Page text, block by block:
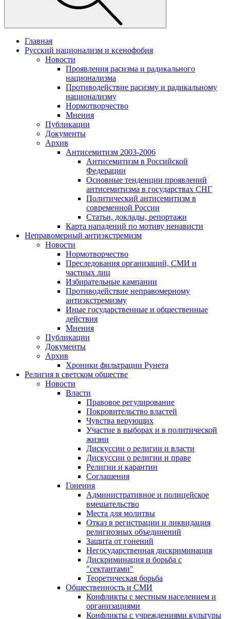
Главная
Русский национализм и ксенофобия
Новости
Проявления расизма и радикального
национализма
Противодействие расизму и радикальному
национализму
Нормотворчество
Мнения
Публикации
Документы
Архив
Антисемитизм 2003-2006
Антисемитизм в Российской
Федерации
Основные тенденции проявлений
антисемитизма в государствах СНГ
Политический антисемитизм в
современной России
Статьи, доклады, репортажи
Карта нападений по мотиву ненависти
Неправомерный антиэкстремизм
Новости
Нормотворчество
Преследования организаций, СМИ и
частных лиц
Избирательные кампании
Противодействие неправомерному
антиэкстремизму
Иные государственные и общественные
действия
Мнения
Публикации
Документы
Архив
Хроники фильтрации Рунета
Религия в светском обществе
Новости
Власти
Правовое регулирование
Покровительство властей
Чувства верующих
Участие в выборах и в политической
жизни
Дискуссии о религии и власти
Дискуссии о религии и праве
Религии и карантин
Соглашения
Гонения
Административное и полицейское
вмешательство
Места для молитвы
Отказ в регистрации и ликвидация
религиозных объединений
Защита от гонений
Негосударственная дискриминация
Дискриминация и борьба с
"сектантами"
Теоретическая борьба
Общественность и СМИ
Конфликты с местным населением и
организациями
Конфликты с учреждениями культуры